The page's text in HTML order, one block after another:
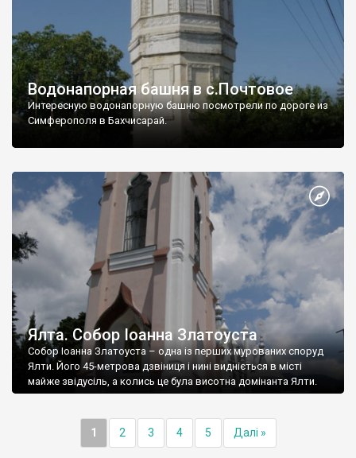
Водонапорная башня в с.Почтовое
Интересную водонапорную башню посмотрели по дороге из
Симферополя в Бахчисарай.
Ялта. Собор Іоанна Златоуста
Собор Іоанна Златоуста – одна із перших мурованих споруд
Ялти. Його 45-метрова дзвіниця і нині видніється в місті
майже звідусіль, а колись це була висотна домінанта Ялти.
1 2 3 4 5 Далі »